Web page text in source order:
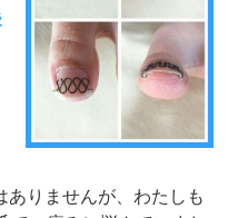
ありませんが、わたしも